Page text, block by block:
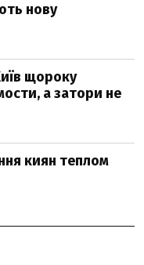
нову
щороку
а затори не
киян теплом